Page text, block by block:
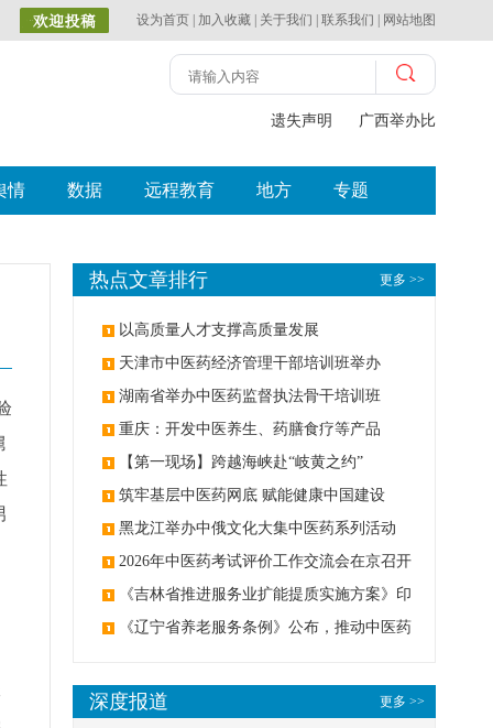
设为首页 加入收藏 关于我们 联系我们 网站地图
遗失声明 广西举办比赛探索
情 数据 远程教育 地方 专题
更多 >>
热点文章排行
以高质量人才支撑高质量发展
天津市中医药经济管理干部培训班举办
湖南省举办中医药监督执法骨干培训班
重庆：开发中医养生、药膳食疗等产品
【第一现场】跨越海峡赴“岐黄之约”
筑牢基层中医药网底 赋能健康中国建设
黑龙江举办中俄文化大集中医药系列活动
2026年中医药考试评价工作交流会在京召开
《吉林省推进服务业扩能提质实施方案》印
发：创建中医类国家医学中心
《辽宁省养老服务条例》公布，推动中医药
更多 >>
深度报道